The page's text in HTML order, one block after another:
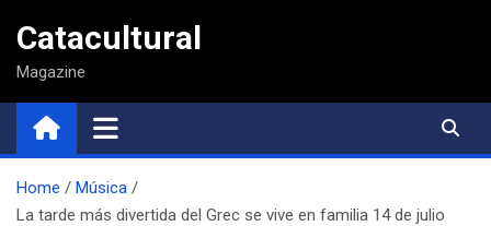
contenido
Catacultural
Magazine
Home
Música
La tarde más divertida del Grec se vive en familia 14 de julio